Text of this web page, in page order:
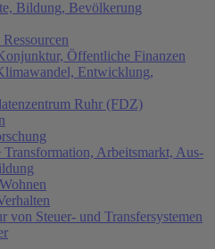
Bildung, Bevölkerung
Öffentliche Finanzen
Entwicklung,
Ruhr (FDZ)
Transformation, Arbeitsmarkt, Aus-
von Steuer- und Transfersystemen